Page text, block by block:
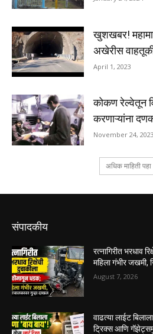
संपादकीय
रत्नागिरीत भरधाव
महिला गंभीर जखमी,
August 7, 2026
वाढत्या लाईट बिलाला
ट्रिक्स आणि